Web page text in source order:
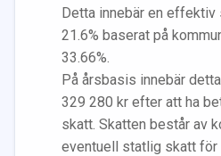
Detta innebär en
21.6% baserat på
33.66%.
På årsbasis innebär
329 280 kr efter att ha
skatt. Skatten består av
eventuell statlig skatt för